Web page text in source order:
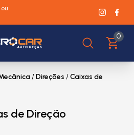
0
/Direções /Caixas de
de Direção